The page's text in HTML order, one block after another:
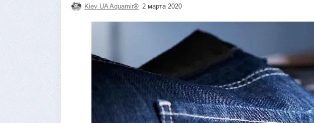
Kiev UA Aquamir® 2 марта 2020